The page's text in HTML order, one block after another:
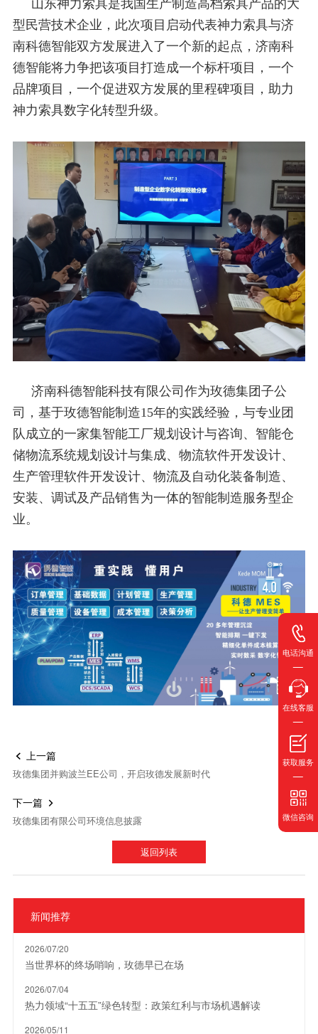
山东神力索具是我国生产制造高档索具产品的大
型民营技术企业，此次项目启动代表神力索具与济
南科德智能双方发展进入了一个新的起点，济南科
德智能将力争把该项目打造成一个标杆项目，一个
品牌项目，一个促进双方发展的里程碑项目，助力
神力索具数字化转型升级。
济南科德智能科技有限公司作为玫德集团子公
司，基于玫德智能制造15年的实践经验，与专业团
队成立的一家集智能工厂规划设计与咨询、智能仓
储物流系统规划设计与集成、物流软件开发设计、
生产管理软件开发设计、物流及自动化装备制造、
安装、调试及产品销售为一体的智能制造服务型企
业。
 上一篇
玫德集团并购波兰EE公司，开启玫德发展新时代
返回列表
下一篇 
玫德集团有限公司环境信息披露
新闻推荐
2026/07/20
当世界杯的终场哨响，玫德早已在场
2026/07/04
热力领域“十五五”绿色转型：政策红利与市场机遇解读
2026/05/11
电话沟通
在线客服
获取服务
微信咨询